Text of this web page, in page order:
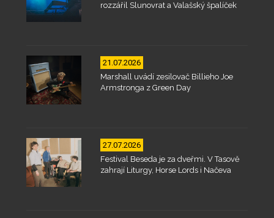
rozzářil Slunovrat a Valašský špalíček
21.07.2026
Marshall uvádí zesilovač Billieho Joe
Armstronga z Green Day
27.07.2026
Festival Beseda je za dveřmi. V Tasově
zahrají Liturgy, Horse Lords i Načeva